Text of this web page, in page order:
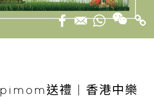
送禮 | 香港中樂